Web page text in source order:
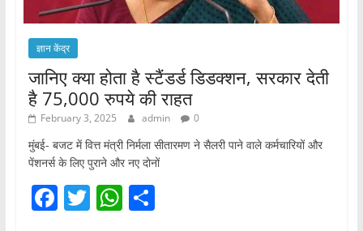
ज्ञान केंद्र
जानिए क्या होता है स्टैंडर्ड डिडक्शन, सरकार देती
है 75,000 रुपये की राहत
February 3, 2025 admin 0
मुंबई- बजट में वित्त मंत्री निर्मला सीतारमण ने सैलरी पाने वाले कर्मचारियों और
पेंशनर्स के लिए पुराने और नए दोनों
F T W S